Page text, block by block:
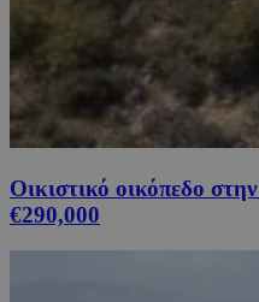
Οικιστικό οικόπεδο
€290,000